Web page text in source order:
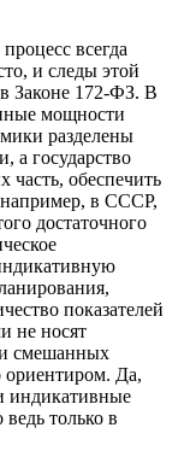
всегда
и следы этой
Законе 172-ФЗ. В
мощности
разделены
а государство
часть, обеспечить
в СССР,
достаточного
показателей
не носят
и смешанных
ориентиром. Да,
индикативные
ведь только в